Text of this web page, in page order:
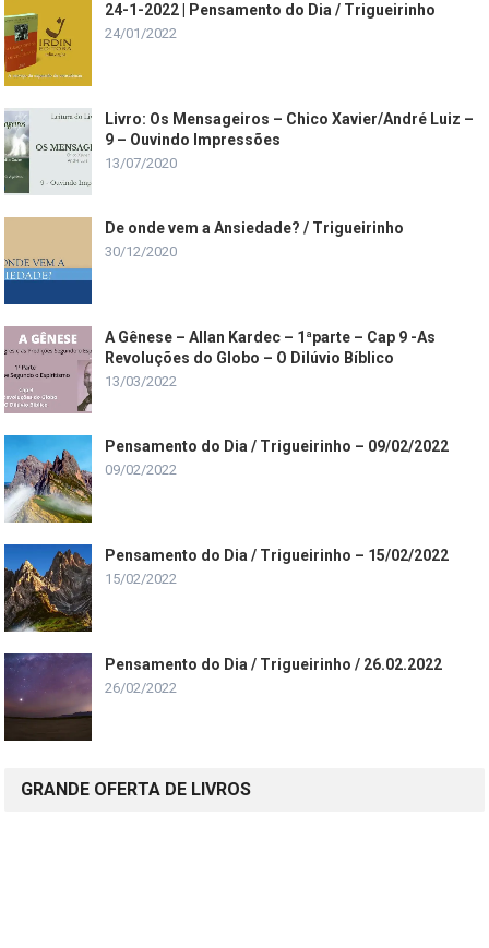
24-1-2022 | Pensamento do Dia / Trigueirinho
24/01/2022
Livro: Os Mensageiros – Chico Xavier/André Luiz –
9 – Ouvindo Impressões
13/07/2020
De onde vem a Ansiedade? / Trigueirinho
30/12/2020
A Gênese – Allan Kardec – 1ªparte – Cap 9 -As
Revoluções do Globo – O Dilúvio Bíblico
13/03/2022
Pensamento do Dia / Trigueirinho – 09/02/2022
09/02/2022
Pensamento do Dia / Trigueirinho – 15/02/2022
15/02/2022
Pensamento do Dia / Trigueirinho / 26.02.2022
26/02/2022
GRANDE OFERTA DE LIVROS